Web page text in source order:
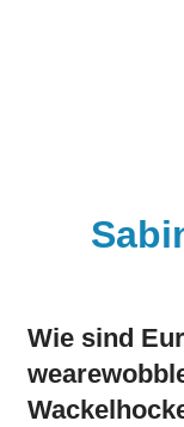
Wie sind